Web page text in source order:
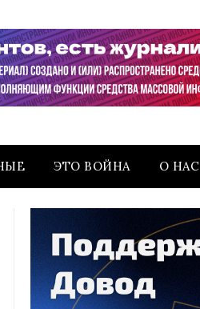
ЭТО ВОЙНА О НАС